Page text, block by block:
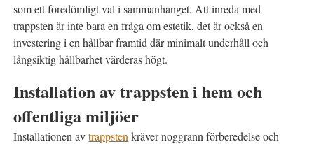
som ett föredömligt val i sammanhanget. Att inreda med
trappsten är inte bara en fråga om estetik, det är också en
investering i en hållbar framtid där minimalt underhåll och
långsiktig hållbarhet värderas högt.
Installation av trappsten i hem och
offentliga miljöer
Installationen avtrappsten kräver noggrann förberedelse och